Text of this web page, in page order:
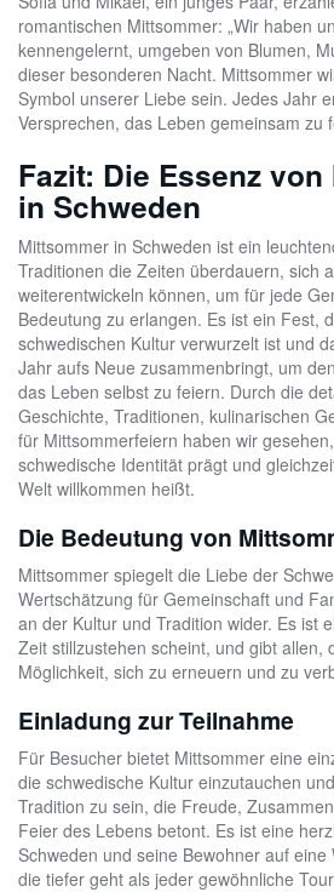
romantischen Mittsommer: „Wir haben
kennengelernt, umgeben von Blumen,
dieser besonderen Nacht. Mittsommer
Symbol unserer Liebe sein. Jedes Jahr
Versprechen, das Leben gemeinsam zu
Fazit: Die Essenz
in Schweden
Mittsommer in Schweden ist ein
Traditionen die Zeiten überdauern, sich
weiterentwickeln können, um für jede
Bedeutung zu erlangen. Es ist ein Fest,
schwedischen Kultur verwurzelt ist und
Jahr aufs Neue zusammenbringt, um
das Leben selbst zu feiern. Durch die
Geschichte, Traditionen, kulinarischen
für Mittsommerfeiern haben wir
schwedische Identität prägt und
Welt willkommen heißt.
Die Bedeutung von
Mittsommer spiegelt die Liebe der
Wertschätzung für Gemeinschaft und
an der Kultur und Tradition wider. Es ist
Zeit stillzustehen scheint, und gibt allen,
Möglichkeit, sich zu erneuern und zu
Einladung zur Teilnahme
Für Besucher bietet Mittsommer eine
die schwedische Kultur einzutauchen
Tradition zu sein, die Freude,
Feier des Lebens betont. Es ist eine
Schweden und seine Bewohner auf
die tiefer geht als jeder gewöhnliche